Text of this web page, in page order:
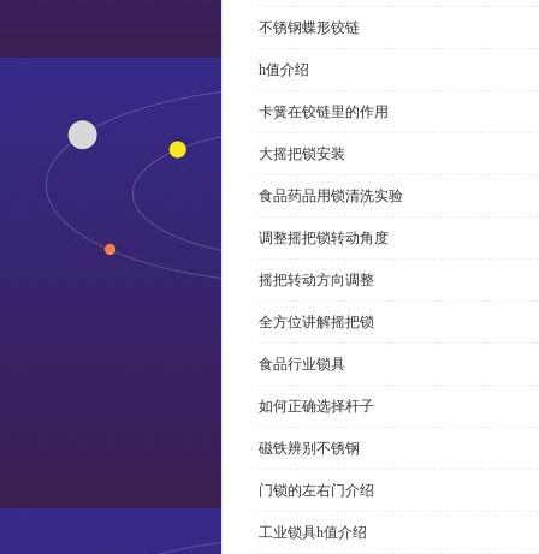
不锈钢蝶形铰链
h值介绍
卡簧在铰链里的作用
大摇把锁安装
食品药品用锁清洗实验
调整摇把锁转动角度
摇把转动方向调整
全方位讲解摇把锁
食品行业锁具
如何正确选择杆子
磁铁辨别不锈钢
门锁的左右门介绍
工业锁具h值介绍